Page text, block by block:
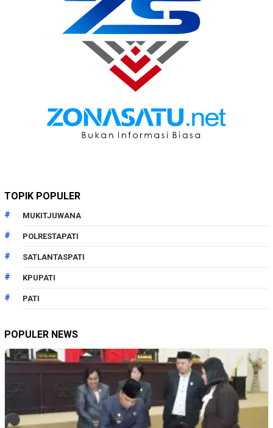
TOPIK POPULER
MUKITJUWANA
POLRESTAPATI
SATLANTASPATI
KPUPATI
PATI
POPULER NEWS